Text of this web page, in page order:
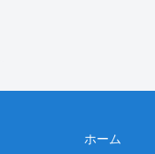
ホーム